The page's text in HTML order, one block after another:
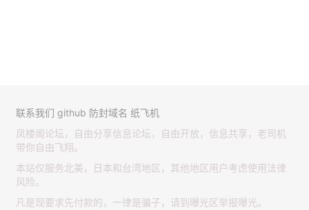
联系我们 github 防封域名 纸飞机
凤楼阁论坛，自由分享信息论坛，自由开放，信息共享，老司机
带你自由飞翔。
本站仅服务北美，日本和台湾地区，其他地区用户考虑使用法律
风险。
凡是现要求先付款的，一律是骗子，请到曝光区举报曝光。